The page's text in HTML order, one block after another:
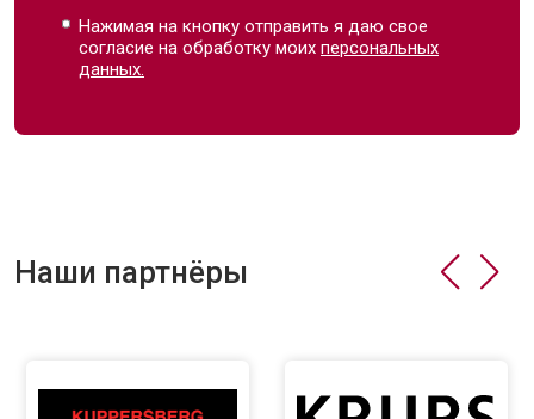
Нажимая на кнопку отправить я даю свое
согласие на обработку моихперсональных
данных.
Наши партнёры